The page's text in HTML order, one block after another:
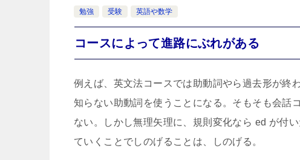
勉強
受験 英語や数学
コースによって進路にぶれがある
例えば、英文法コースでは助動詞やら過去形が終
知らない助動詞を使うことになる。そもそも会話
ない。しかし無理矢理に、規則変化なら ed が付
ていくことでしのげることは、しのげる。